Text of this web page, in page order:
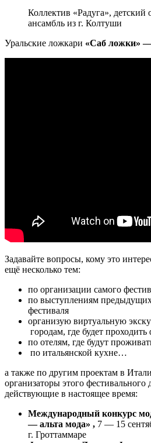
Коллектив «Радуга»,
ансамбль из г. Колтуши
Уральские ложкари «Саб ложки»
Задавайте вопросы, кому это
ещё несколько тем:
по организации самого
по выступлениям предыдущих
фестиваля
организую виртуальную
городам, где будет проходить
по отелям, где будут
по итальянской кухне…
а также по другим проектам в
организаторы этого
действующие в настоящее время:
Международный конкурс
— альта мода» , 7 — 15
г. Гроттаммаре